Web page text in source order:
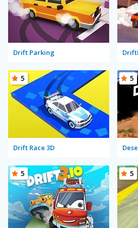
Drift Parking
Drift Race 3D
5 5
5 5